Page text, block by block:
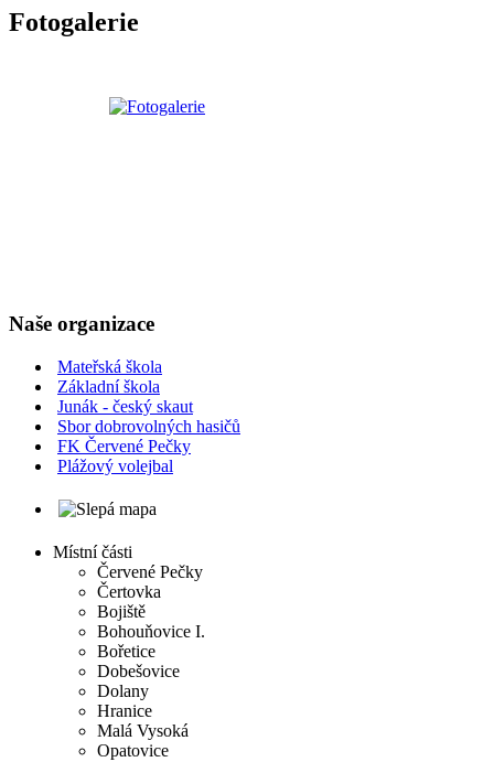
Fotogalerie
Naše organizace
Mateřská škola
Základní škola
Junák - český skaut
Sbor dobrovolných hasičů
FK Červené Pečky
Plážový volejbal
Místní části
Červené Pečky
Čertovka
Bojiště
Bohouňovice I.
Bořetice
Dobešovice
Dolany
Hranice
Malá Vysoká
Opatovice